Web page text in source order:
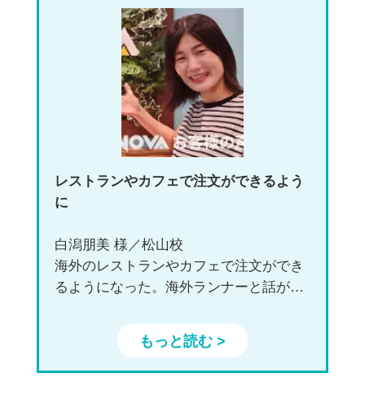
レストランやカフェで注文ができるよう
に
白潟朋美 様／松山校
海外のレストランやカフェで注文ができ
るようになった。海外ランナーと話が出
もっと読む >